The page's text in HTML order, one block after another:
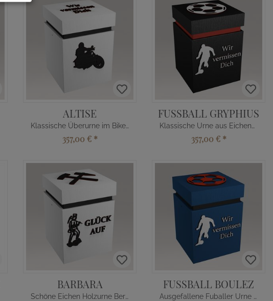
ALTISE
Klassische Überurne im Biker Design
357,00 € *
FUSSBALL GRYPHIUS
Klassische Urne aus Eichenholz
357,00 € *
BARBARA
Schöne Eichen Holzurne Bergmann
FUSSBALL BOULEZ
Ausgefallene Fuballer Urne aus Holz